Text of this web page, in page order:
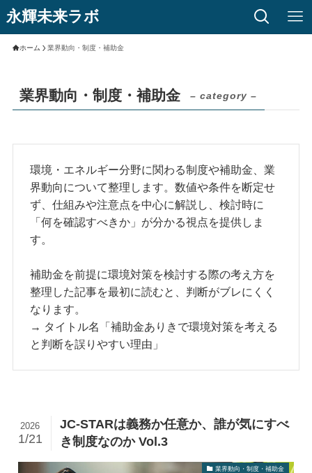
永輝未来ラボ
ホーム 業界動向・制度・補助金
業界動向・制度・補助金 – category –
環境・エネルギー分野に関わる制度や補助金、業
界動向について整理します。数値や条件を断定せ
ず、仕組みや注意点を中心に解説し、検討時に
「何を確認すべきか」が分かる視点を提供しま
す。
補助金を前提に環境対策を検討する際の考え方を
整理した記事を最初に読むと、判断がブレにくく
なります。
→ タイトル名「補助金ありきで環境対策を考える
と判断を誤りやすい理由」
JC-STARは義務か任意か、誰が気にすべ
き制度なのか Vol.3
2026
1/21
業界動向・制度・補助金